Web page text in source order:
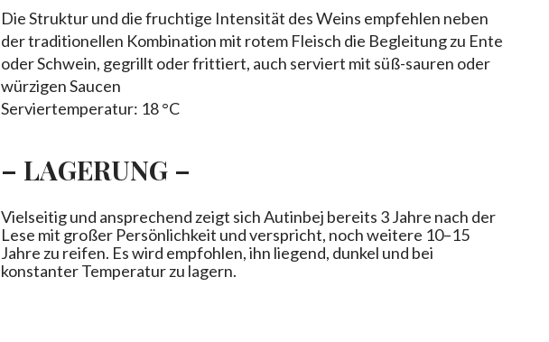
Die Struktur und die fruchtige Intensität des Weins empfehlen neben
der traditionellen Kombination mit rotem Fleisch die Begleitung zu Ente
oder Schwein, gegrillt oder frittiert, auch serviert mit süß-sauren oder
würzigen Saucen
Serviertemperatur: 18 °C
– LAGERUNG –
Vielseitig und ansprechend zeigt sich Autinbej bereits 3 Jahre nach der
Lese mit großer Persönlichkeit und verspricht, noch weitere 10–15
Jahre zu reifen. Es wird empfohlen, ihn liegend, dunkel und bei
konstanter Temperatur zu lagern.